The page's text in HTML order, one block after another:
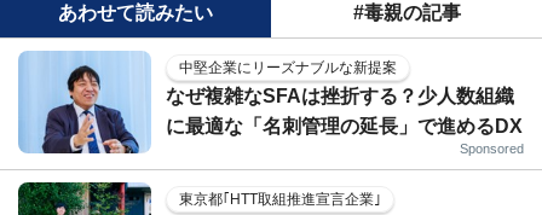
あわせて読みたい #毒親の記事
中堅企業にリーズナブルな新提案
なぜ複雑なSFAは挫折する？少人数組織
に最適な「名刺管理の延長」で進めるDX
Sponsored
東京都｢HTT取組推進宣言企業｣